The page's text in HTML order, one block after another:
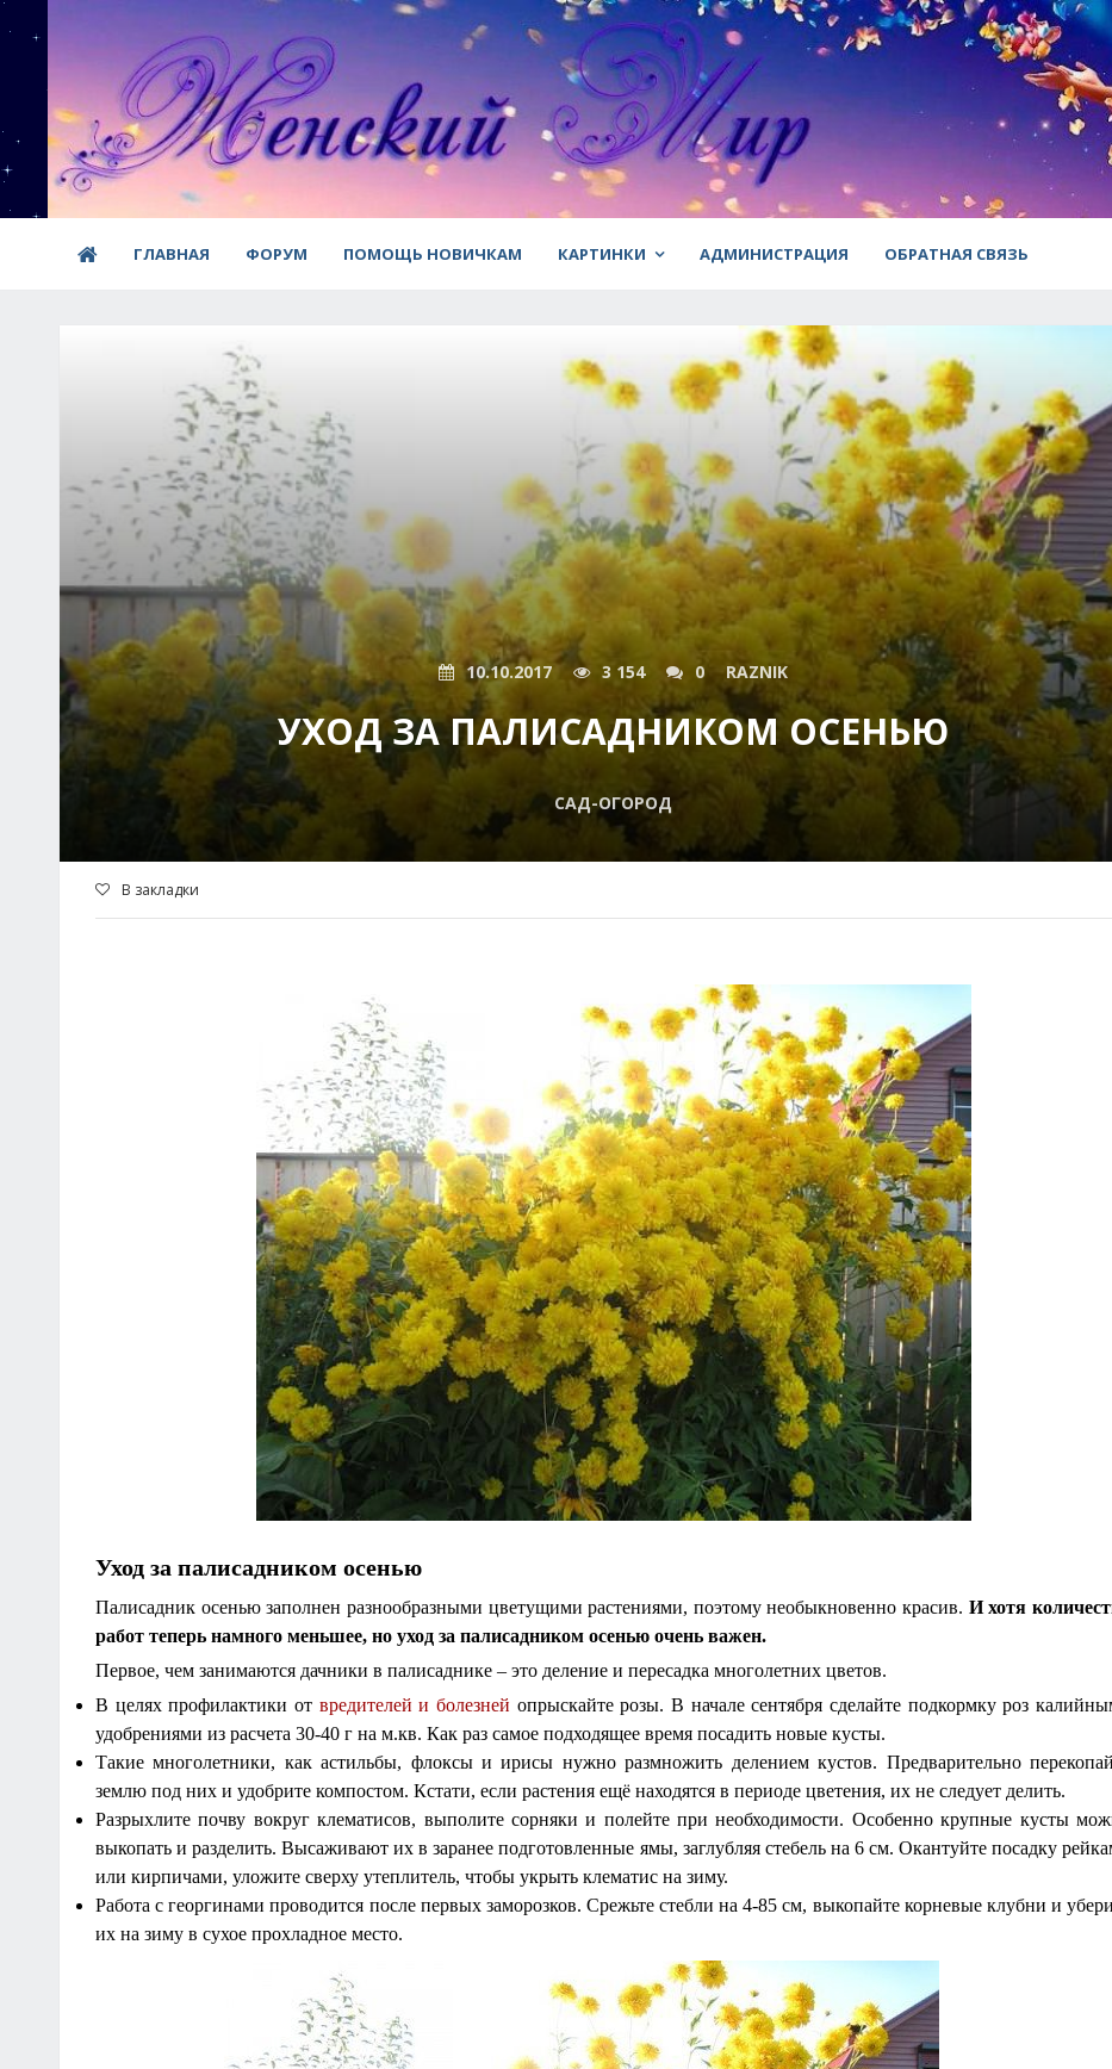
ГЛАВНАЯ ФОРУМ ПОМОЩЬ НОВИЧКАМ КАРТИНКИ АДМИНИСТРАЦИЯ ОБРАТНАЯ СВЯЗЬ
10.10.2017 3 154 0 RAZNIK
УХОД ЗА ПАЛИСАДНИКОМ ОСЕНЬЮ
САД-ОГОРОД
В закладки
Уход за палисадником осенью
Палисадник осенью заполнен разнообразными цветущими растениями, поэтому необыкновенно красив. И хотя
работ теперь намного меньшее, но уход за палисадником осенью очень важен.
Первое, чем занимаются дачники в палисаднике – это деление и пересадка многолетних цветов.
В целях профилактики от вредителей и болезней опрыскайте розы. В начале сентября сделайте подкормку роз
удобрениями из расчета 30-40 г на м.кв. Как раз самое подходящее время посадить новые кусты.
Такие многолетники, как астильбы, флоксы и ирисы нужно размножить делением кустов. Предварительно
землю под них и удобрите компостом. Кстати, если растения ещё находятся в периоде цветения, их не следует делить.
Разрыхлите почву вокруг клематисов, выполите сорняки и полейте при необходимости. Особенно крупные кусты
выкопать и разделить. Высаживают их в заранее подготовленные ямы, заглубляя стебель на 6 см. Окантуйте посадку
или кирпичами, уложите сверху утеплитель, чтобы укрыть клематис на зиму.
Работа с георгинами проводится после первых заморозков. Срежьте стебли на 4-85 см, выкопайте корневые клубни и
их на зиму в сухое прохладное место.